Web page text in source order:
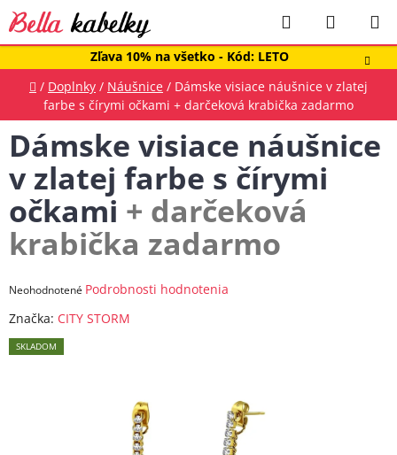
Prejsť
na
obsah
Zľava 10% na všetko - Kód: LETO
Hľadať
KOŠÍK
Domov
/ Doplnky / Náušnice / Dámske visiace náušnice v zlatej
farbe s čírymi očkami + darčeková krabička zadarmo
Dámske visiace náušnice
v zlatej farbe s čírymi
očkami + darčeková
krabička zadarmo
Priemerné
produktu
je
Neohodnotené Podrobnosti hodnotenia
Značka: CITY STORM
SKLADOM